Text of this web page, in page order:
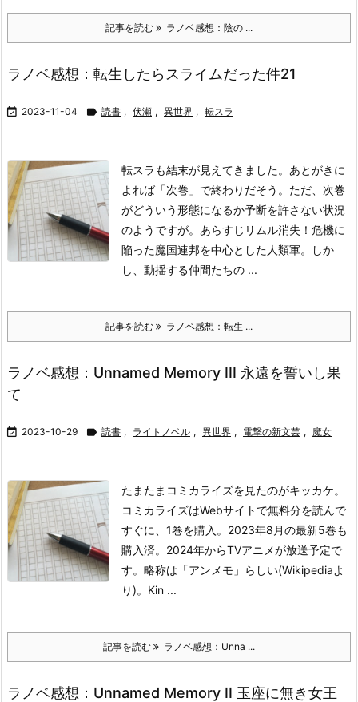
記事を読む ラノベ感想：陰の ...
ラノベ感想：転生したらスライムだった件21
 2023-11-04  読書 , 伏瀬 , 異世界 , 転スラ
転スラも結末が見えてきました。あとがきに
よれば「次巻」で終わりだそう。ただ、次巻
がどういう形態になるか予断を許さない状況
のようですが。 あらすじ リムル消失！危機に
陥った魔国連邦を中心とした人類軍。しか
し、動揺する仲間たちの ...
記事を読む ラノベ感想：転生 ...
ラノベ感想：Unnamed Memory III 永遠を誓いし果
て
 2023-10-29  読書 , ライトノベル , 異世界 , 電撃の新文芸 , 魔女
たまたまコミカライズを見たのがキッカケ。
コミカライズはWebサイトで無料分を読んで
すぐに、1巻を購入。2023年8月の最新5巻も
購入済。2024年からTVアニメが放送予定で
す。略称は「アンメモ」らしい(Wikipediaよ
り)。Kin ...
記事を読む ラノベ感想：Unna ...
ラノベ感想：Unnamed Memory II 玉座に無き女王